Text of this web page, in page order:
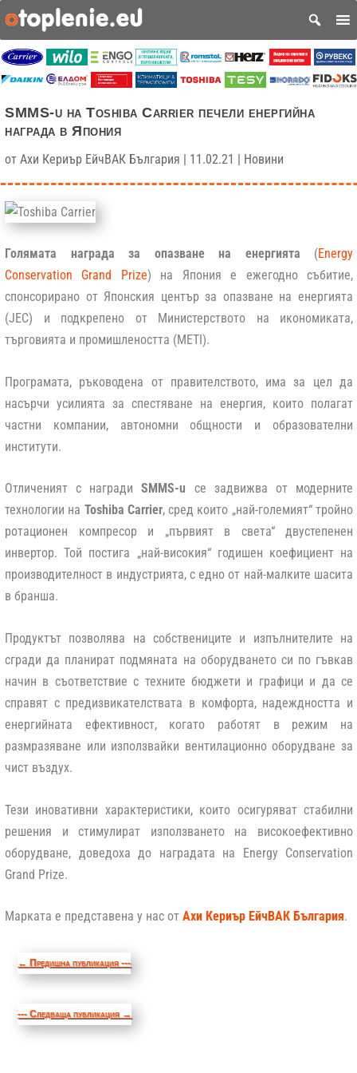
SMMS-u на Toshiba Carrier печели енергийна
награда в Япония
от Ахи Кериър ЕйчВАК България | 11.02.21 | Новини
Голямата награда за опазване на енергията (Energy
Conservation Grand Prize) на Япония е ежегодно събитие,
спонсорирано от Японския център за опазване на енергията
(JEC) и подкрепено от Министерството на икономиката,
търговията и промишлеността (METI).
Програмата, ръководена от правителството, има за цел да
насърчи усилията за спестяване на енергия, които полагат
частни компании, автономни общности и образователни
институти.
Отличеният с наградиSMMS-u се задвижва от модерните
технологии на Toshiba Carrier, сред които „най-големият“ тройно
ротационен компресор и „първият в света“ двустепенен
инвертор. Той постига „най-високия“ годишен коефициент на
производителност в индустрията, с едно от най-малките шасита
в бранша.
Продуктът позволява на собствениците и изпълнителите на
сгради да планират подмяната на оборудването си по гъвкав
начин в съответствие с техните бюджети и графици и да се
справят с предизвикателствата в комфорта, надеждността и
енергийната ефективност, когато работят в режим на
размразяване или използвайки вентилационно оборудване за
чист въздух.
Тези иновативни характеристики, които осигуряват стабилни
решения и стимулират използването на високоефективно
оборудване, доведоха до наградата на Energy Conservation
Grand Prize.
Марката е представена у нас от Ахи Кериър ЕйчВАК България.
← Предишна публикация ---
--- Следваща публикация →